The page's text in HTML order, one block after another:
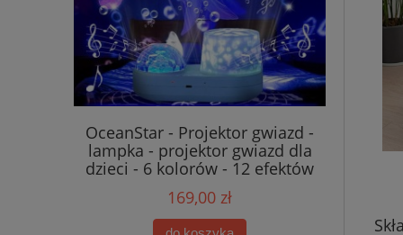
OceanStar - Projektor gwiazd -
lampka - projektor gwiazd dla
dzieci - 6 kolorów - 12 efektów
169,00 zł
do